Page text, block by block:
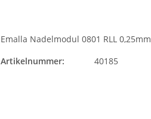
Emalla Nadelmodul 0801 RLL 0,25mm
Artikelnummer:
40185